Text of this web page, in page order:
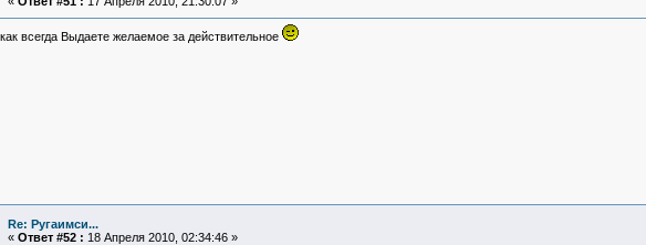
всегда Выдаете желаемое за действительное
Re: Ругаимси...
« Ответ #52 : 18 Апреля 2010, 02:34:46 »